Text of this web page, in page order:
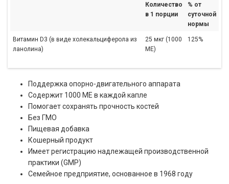
Количество
в 1 порции
% от
суточной
нормы
Витамин D3 (в виде холекальциферола из
ланолина)
25 мкг (1000
МЕ)
125%
Поддержка опорно-двигательного аппарата
Содержит 1000 МЕ в каждой капле
Помогает сохранять прочность костей
Без ГМО
Пищевая добавка
Кошерный продукт
Имеет регистрацию надлежащей производственной
практики (GMP)
Семейное предприятие, основанное в 1968 году